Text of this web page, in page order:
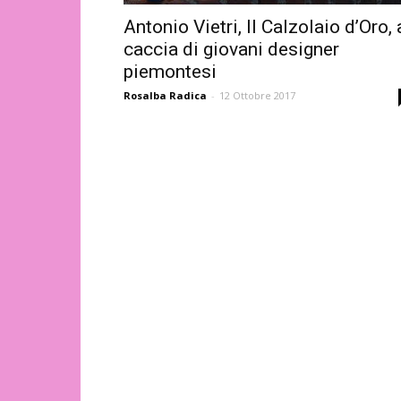
Antonio Vietri, Il Calzolaio d’Oro,
caccia di giovani designer
piemontesi
Rosalba Radica - 12 Ottobre 2017